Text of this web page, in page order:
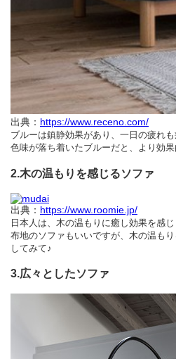
出典： https://www.receno.com/
ブルーは鎮静効果があり、一日の疲れも
色味が落ち着いたブルーだと、より効果
2.木の温もりを感じるソファ
出典： https://www.roomie.jp/
日本人は、木の温もりに癒し効果を感じ
布地のソファもいいですが、木の温も
してみて♪
3.広々としたソファ